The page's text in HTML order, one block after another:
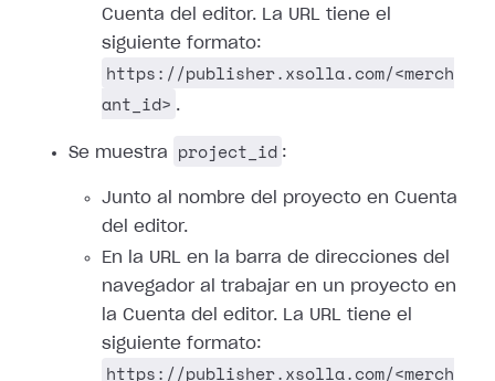
Cuenta del editor. La URL tiene el
siguiente formato:
https://publisher.xsolla.com/<merch
ant_id> .
Se muestra project_id :
Junto al nombre del proyecto en Cuenta
del editor.
En la URL en la barra de direcciones del
navegador al trabajar en un proyecto en
la Cuenta del editor. La URL tiene el
siguiente formato:
https://publisher.xsolla.com/<merch